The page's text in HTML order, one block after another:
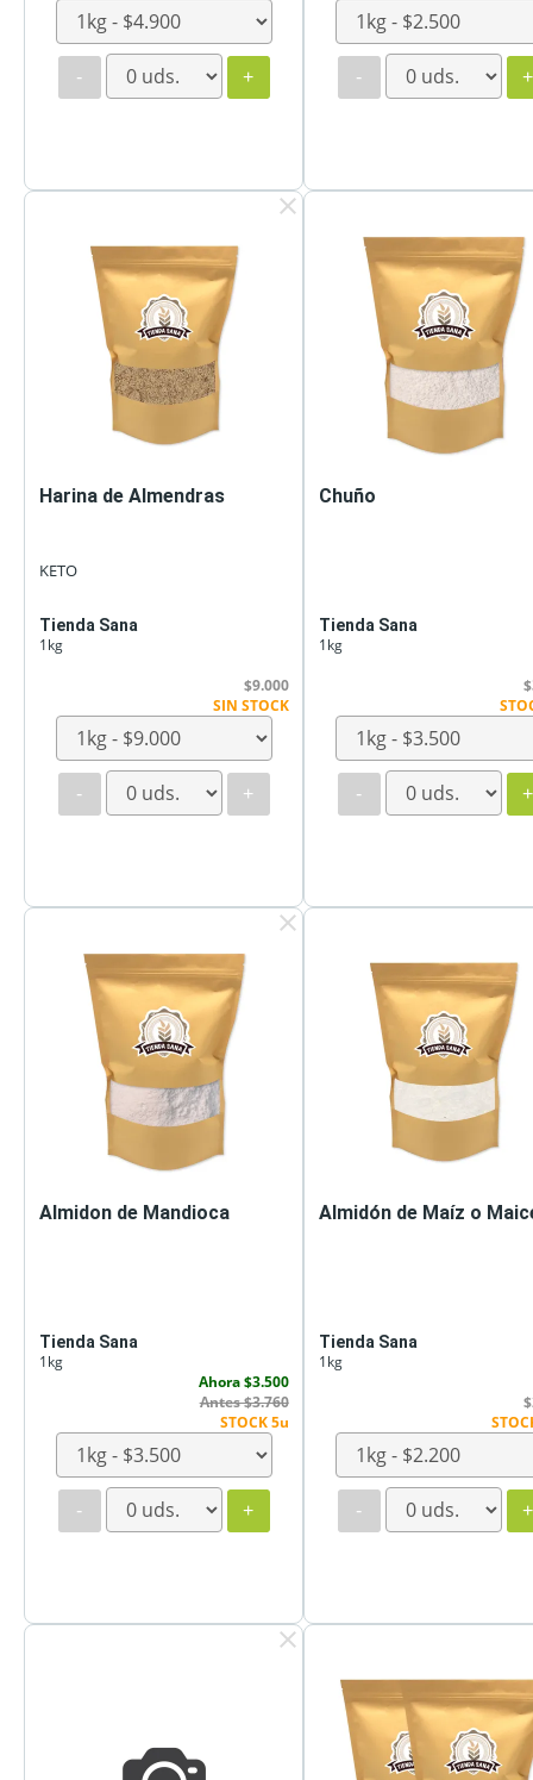
- + - +
clear
Harina de Almendras
KETO
Tienda Sana
1kg
$9.000
SIN STOCK
- +
Chuño
Tienda Sana
1kg
- +
clear
Almidon de Mandioca
Tienda Sana
1kg
Ahora $3.500
Antes $3.760
STOCK 5u
- +
Almidón de Maíz o
Tienda Sana
1kg
- +
clear